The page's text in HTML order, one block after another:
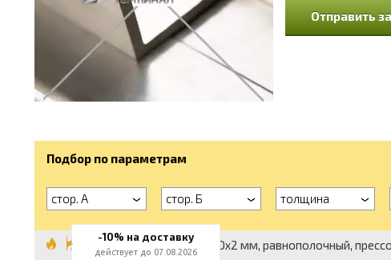
Отправить
Подбор по параметрам
стор. А стор. Б толщина
Уголок алюминиевый 20x20x2 мм, равнополочный,
-10% на доставку
действует до 07.08.2026